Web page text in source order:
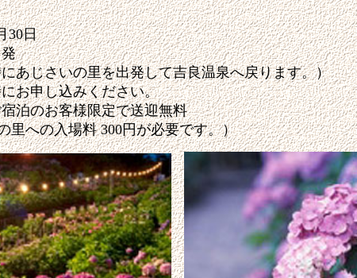
日
あじさいの里を出発して吉良温泉へ戻ります。）
お申し込みください。
のお客様限定で送迎無料
里への入場料 300円が必要です。）